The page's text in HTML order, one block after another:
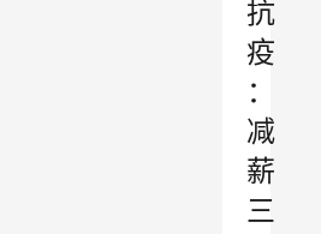
抗
疫
：
减
薪
三